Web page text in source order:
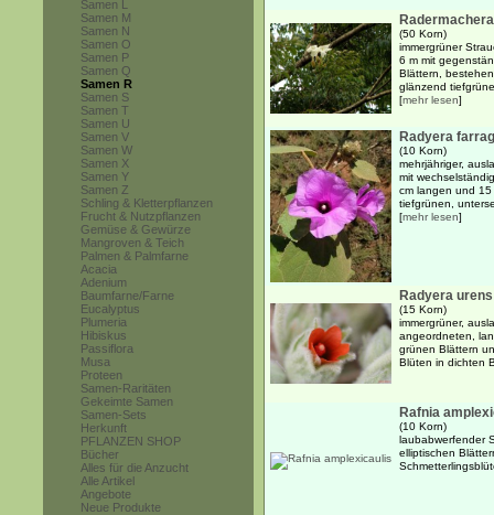
Samen L
Samen M
Samen N
Samen O
Samen P
Samen Q
Samen R
Samen S
Samen T
Samen U
Samen V
Samen W
Samen X
Samen Y
Samen Z
Schling & Kletterpflanzen
Frucht & Nutzpflanzen
Gemüse & Gewürze
Mangroven & Teich
Palmen & Palmfarne
Acacia
Adenium
Baumfarne/Farne
Eucalyptus
Plumeria
Hibiskus
Passiflora
Musa
Proteen
Samen-Raritäten
Gekeimte Samen
Samen-Sets
Herkunft
PFLANZEN SHOP
Bücher
Alles für die Anzucht
Alle Artikel
Angebote
Neue Produkte
(50 Korn)
immergrüner
6 m mit
Blättern,
glänzend
[mehr lesen]
Radyera
(10 Korn)
mehrjähriger,
mit
cm langen und
tiefgrünen,
[mehr lesen]
Radyera urens
(15 Korn)
immergrüner,
angeordneten,
grünen Blättern
Blüten in dichten
Rafnia
(10 Korn)
laubabwerfender
elliptischen